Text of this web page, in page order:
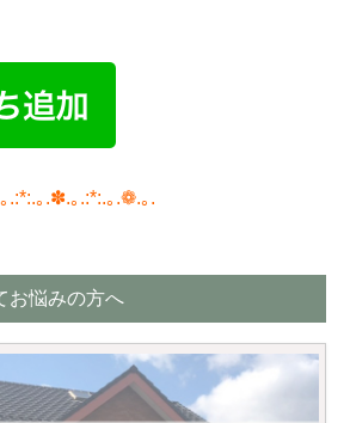
.:*:.｡.✽.｡.:*:.｡.❁.｡.
お悩みの方へ